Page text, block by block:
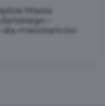
Miasta
–
mieszkańców